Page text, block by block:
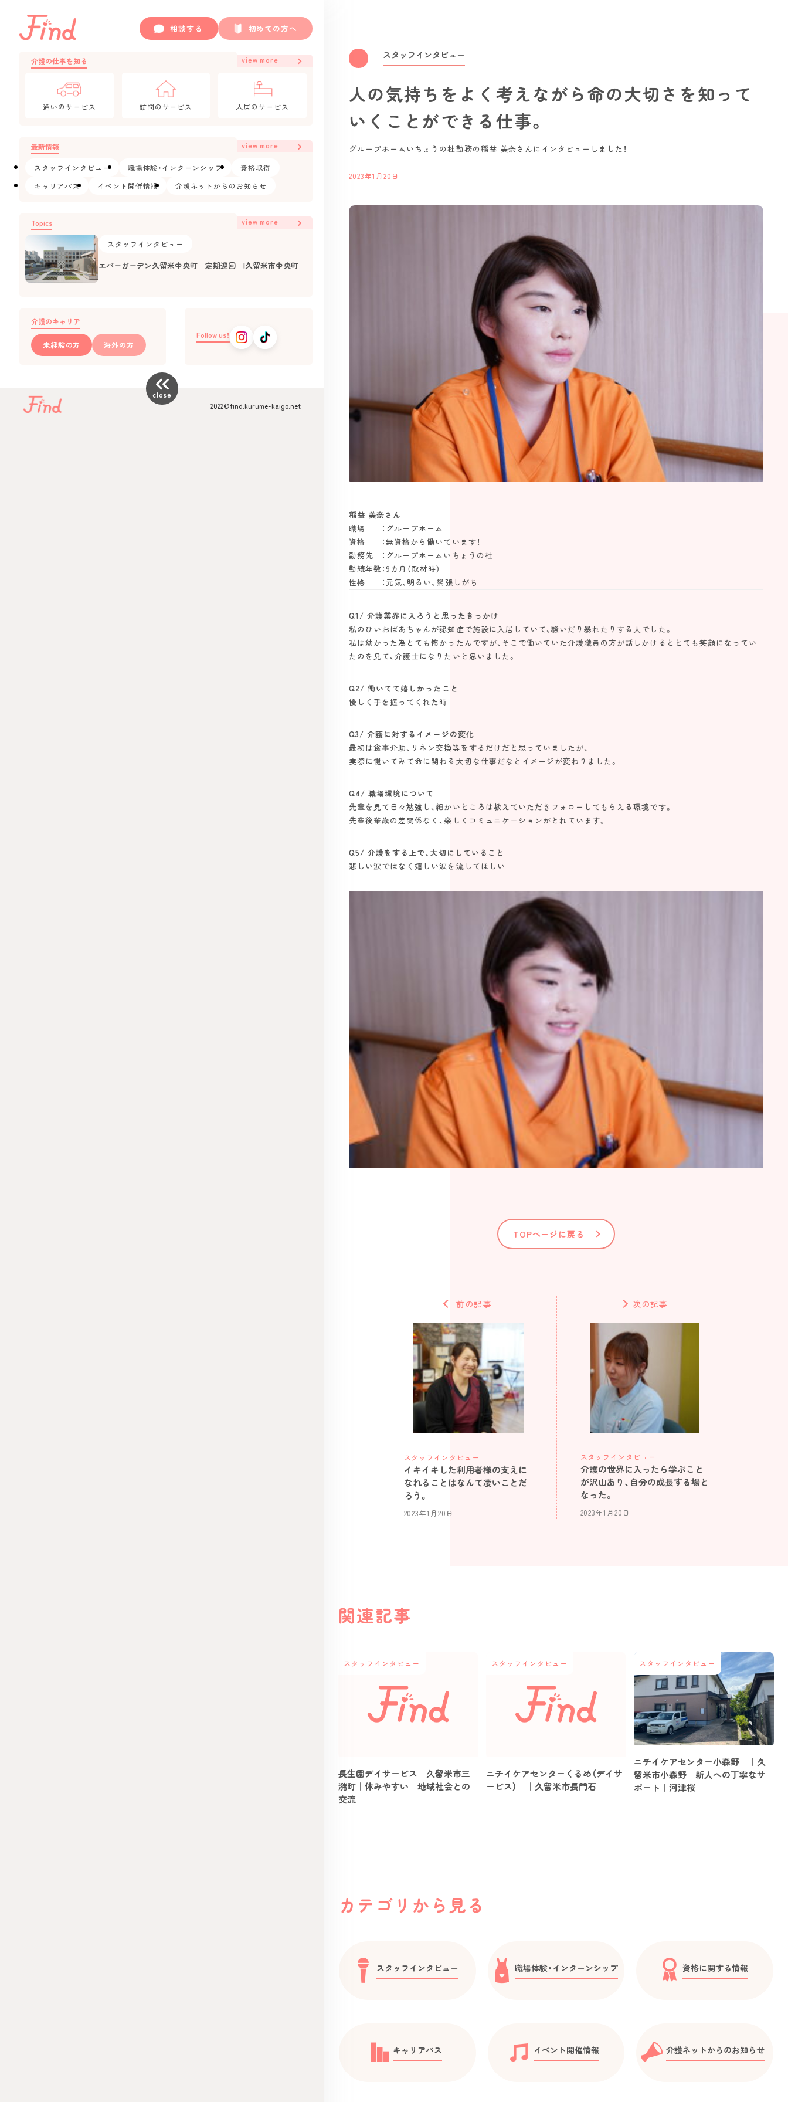
相談する 初めての方へ
介護の仕事を知る view more
通いのサービス 訪問のサービス 入居のサービス
最新情報 view more
スタッフインタビュー 職場体験・インターンシップ
資格取得
キャリアパス
イベント開催情報 介護ネットからのお知らせ
Topics view more
スタッフインタビュー
エバーガーデン久留米中央町 定期巡回 |久留米市中央町
介護のキャリア
未経験の方 海外の方
Follow us！
keyboard_double_arrow_left
close
2022©️find.kurume-kaigo.net
スタッフインタビュー
人の気持ちをよく考えながら命の大切さを知って
いくことができる仕事。
グループホームいちょうの杜勤務の稲益 美奈さんにインタビューしました！
2023年1月20日
稲益 美奈さん
職場 ：グループホーム
資格 ：無資格から働いています！
勤務先 ：グループホームいちょうの杜
勤続年数：9カ月（取材時）
性格 ：元気、明るい、緊張しがち
Q1/ 介護業界に入ろうと思ったきっかけ
私のひいおばあちゃんが認知症で施設に入居していて、騒いだり暴れたりする人でした。
私は幼かった為とても怖かったんですが、そこで働いていた介護職員の方が話しかけるととても笑顔になってい
たのを見て、介護士になりたいと思いました。
Q2/ 働いてて嬉しかったこと
優しく手を握ってくれた時
Q3/ 介護に対するイメージの変化
最初は食事介助、リネン交換等をするだけだと思っていましたが、
実際に慟いてみて命に関わる大切な仕事だなとイメージが変わりました。
Q4/ 職場環境について
先輩を見て日々勉強し、細かいところは教えていただきフォローしてもらえる環境です。
先輩後輩歳の差関係なく、楽しくコミュニケーションがとれています。
Q5/ 介護をする上で、大切にしていること
悲しい涙ではなく嬉しい涙を流してほしい
TOPページに戻る
前の記事
スタッフインタビュー
イキイキした利用者様の支えに
なれることはなんて凄いことだ
ろう。
2023年1月20日
次の記事
スタッフインタビュー
介護の世界に入ったら学ぶこと
が沢山あり、自分の成長する場と
なった。
2023年1月20日
関連記事
スタッフインタビュー
長生園デイサービス｜久留米市三
潴町｜休みやすい｜地域社会との
交流
スタッフインタビュー
ニチイケアセンターくるめ（デイサ
ービス） ｜久留米市長門石
スタッフインタビュー
ニチイケアセンター小森野 ｜久
留米市小森野｜新人への丁寧なサ
ポート｜河津桜
カテゴリから見る
スタッフインタビュー 職場体験・インターンシップ 資格に関する情報
キャリアパス イベント開催情報 介護ネットからのお知らせ